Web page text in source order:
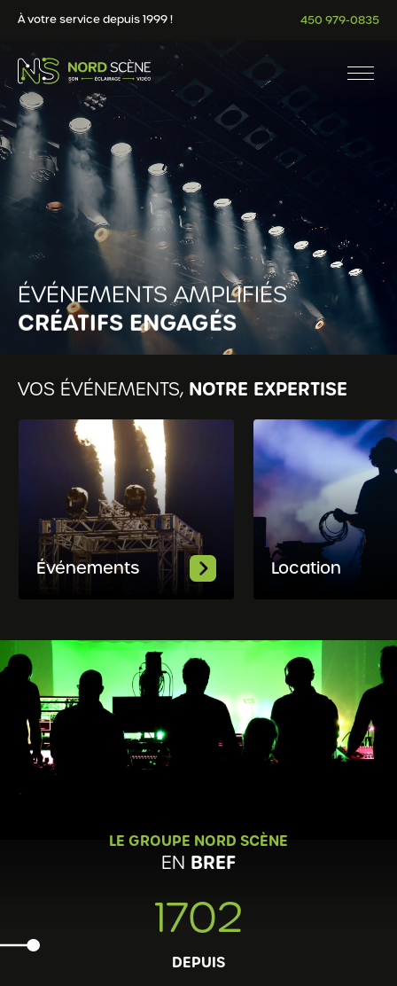
À votre service depuis 1999 ! 450 979-0835
ÉVÉNEMENTS AMPLIFIÉS
CRÉATIFS ENGAGÉS
VOS ÉVÉNEMENTS, NOTRE EXPERTISE
Événements Location
LE GROUPE NORD SCÈNE
EN BREF
1983
DEPUIS